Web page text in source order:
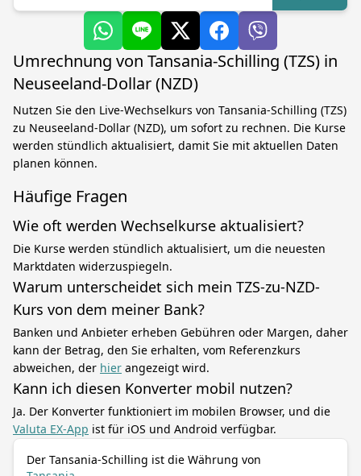
Umrechnung von Tansania-Schilling (TZS) in
Neuseeland-Dollar (NZD)
Nutzen Sie den Live-Wechselkurs von Tansania-Schilling (TZS)
zu Neuseeland-Dollar (NZD), um sofort zu rechnen. Die Kurse
werden stündlich aktualisiert, damit Sie mit aktuellen Daten
planen können.
Häufige Fragen
Wie oft werden Wechselkurse aktualisiert?
Die Kurse werden stündlich aktualisiert, um die neuesten
Marktdaten widerzuspiegeln.
Warum unterscheidet sich mein TZS-zu-NZD-
Kurs von dem meiner Bank?
Banken und Anbieter erheben Gebühren oder Margen, daher
kann der Betrag, den Sie erhalten, vom Referenzkurs
abweichen, der hier angezeigt wird.
Kann ich diesen Konverter mobil nutzen?
Ja. Der Konverter funktioniert im mobilen Browser, und die
Valuta EX-App ist für iOS und Android verfügbar.
Der Tansania-Schilling ist die Währung von